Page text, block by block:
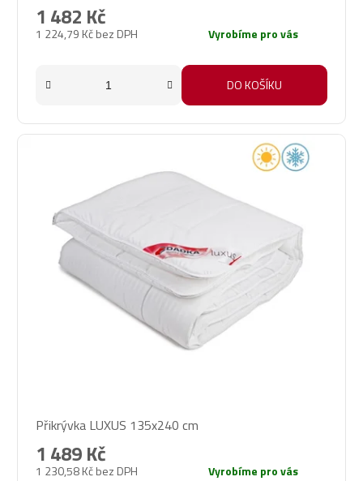
1 224,79 Kč bez DPH
1 482 Kč
Vyrobíme pro vás
DO KOŠÍKU
hodnocení
produktu
je
Přikrývka LUXUS 135x240 cm
1 230,58 Kč bez DPH
1 489 Kč
Vyrobíme pro vás